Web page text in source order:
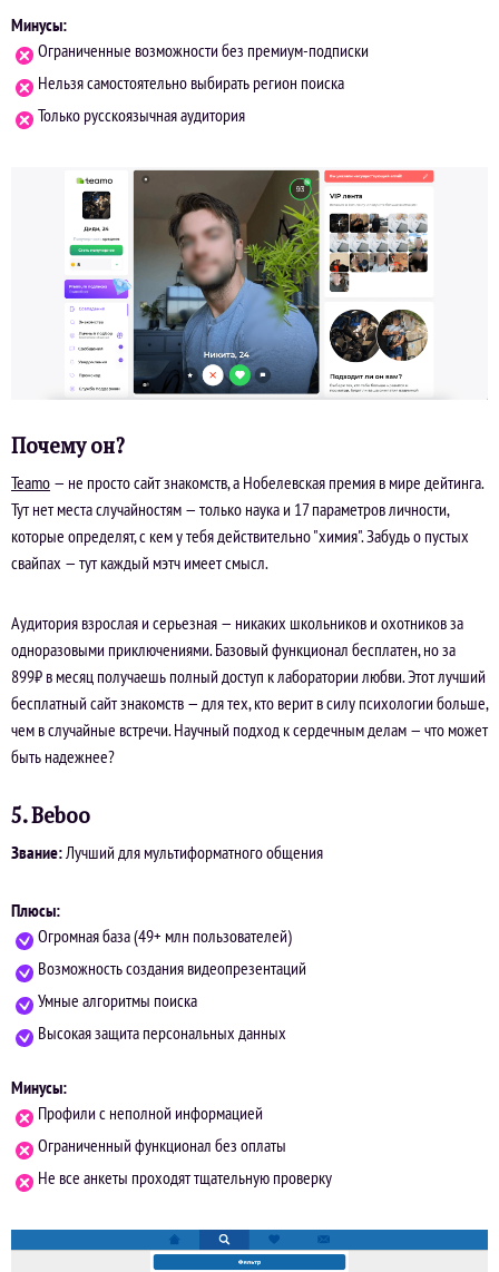
Минусы:
Ограниченные возможности без премиум-подписки
Нельзя самостоятельно выбирать регион поиска
Только русскоязычная аудитория
Почему он?
Teamo — не просто сайт знакомств, а Нобелевская премия в мире дейтинга.
Тут нет места случайностям — только наука и 17 параметров личности,
которые определят, с кем у тебя действительно "химия". Забудь о пустых
свайпах — тут каждый мэтч имеет смысл.
Аудитория взрослая и серьезная — никаких школьников и охотников за
одноразовыми приключениями. Базовый функционал бесплатен, но за
899₽ в месяц получаешь полный доступ к лаборатории любви. Этот лучший
бесплатный сайт знакомств — для тех, кто верит в силу психологии больше,
чем в случайные встречи. Научный подход к сердечным делам — что может
быть надежнее?
5. Beboo
Звание: Лучший для мультиформатного общения
Плюсы:
Огромная база (49+ млн пользователей)
Возможность создания видеопрезентаций
Умные алгоритмы поиска
Высокая защита персональных данных
Минусы:
Профили с неполной информацией
Ограниченный функционал без оплаты
Не все анкеты проходят тщательную проверку